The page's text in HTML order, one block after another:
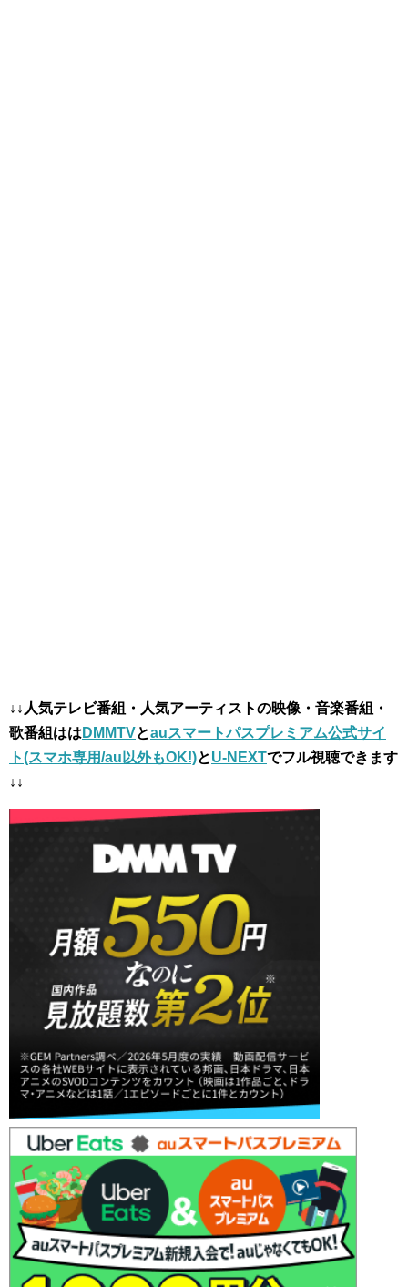
↓↓人気テレビ番組・人気アーティストの映像・音楽番組・
歌番組はは DMMTVとauスマートパスプレミアム公式サイ
ト(スマホ専用/au以外もOK!)とU-NEXTでフル視聴できます
↓↓